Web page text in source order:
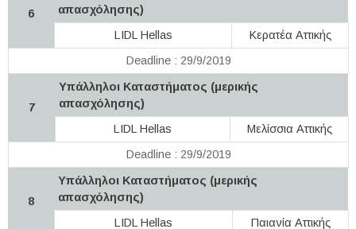
6
απασχόλησης)
LIDL Hellas
Κερατέα Αττικής
Deadline : 29/9/2019
7
Υπάλληλοι Καταστήματος (μερικής
απασχόλησης)
LIDL Hellas
Μελίσσια Αττικής
Deadline : 29/9/2019
8
Υπάλληλοι Καταστήματος (μερικής
απασχόλησης)
LIDL Hellas
Παιανία Αττικής